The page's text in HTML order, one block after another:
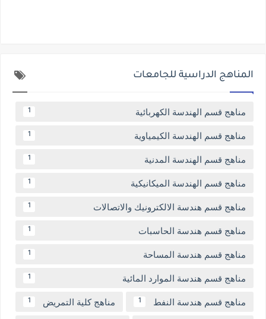
المناهج الدراسية للجامعات
مناهج قسم الهندسة الكهربائية 1
مناهج قسم الهندسة الكيمياوية 1
مناهج قسم الهندسة المدنية 1
مناهج قسم الهندسة الميكانيكية 1
مناهج قسم هندسة الالكترونيك والاتصالات 1
مناهج قسم هندسة الحاسبات 1
مناهج قسم هندسة المساحة 1
مناهج قسم هندسة الموارد المائية 1
مناهج قسم هندسة النفط 1 مناهج كلية التمريض 1